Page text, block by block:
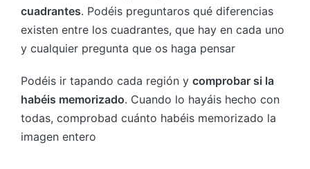
cuadrantes. Podéis preguntaros qué diferencias
existen entre los cuadrantes, que hay en cada uno
y cualquier pregunta que os haga pensar
Podéis ir tapando cada región y comprobar si la
habéis memorizado. Cuando lo hayáis hecho con
todas, comprobad cuánto habéis memorizado la
imagen entero